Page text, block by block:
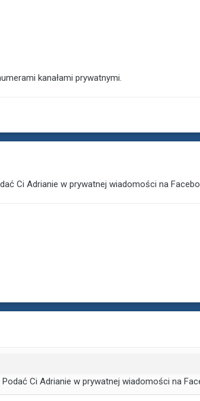
kanałami prywatnymi.
Ci Adrianie w prywatnej wiadomości na
Ci Adrianie w prywatnej wiadomości na